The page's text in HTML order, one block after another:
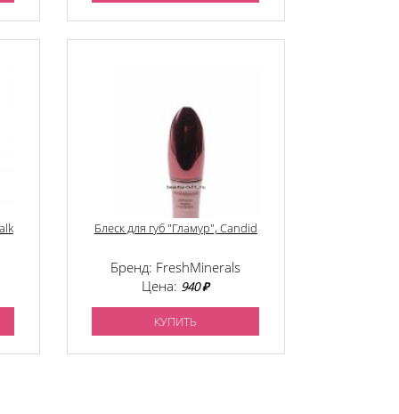
Блеск для губ "Гламур", Candid
Бренд: FreshMinerals
Цена: 940 ₽
КУПИТЬ